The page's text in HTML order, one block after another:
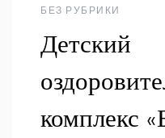
БЕЗ РУБРИКИ
Детский
комплекс